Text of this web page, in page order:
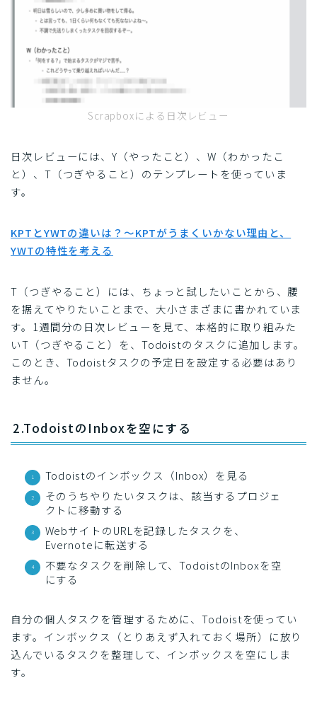
Scrapboxによる日次レビュー
日次レビューには、Y（やったこと）、W（わかったこ
と）、T（つぎやること）のテンプレートを使っていま
す。
KPTとYWTの違いは？～KPTがうまくいかない理由と、
YWTの特性を考える
T（つぎやること）には、ちょっと試したいことから、腰
を据えてやりたいことまで、大小さまざまに書かれていま
す。1週間分の日次レビューを見て、本格的に取り組みた
いT（つぎやること）を、Todoistのタスクに追加します。
このとき、Todoistタスクの予定日を設定する必要はあり
ません。
2.TodoistのInboxを空にする
Todoistのインボックス（Inbox）を見る
そのうちやりたいタスクは、該当するプロジェ
クトに移動する
WebサイトのURLを記録したタスクを、
Evernoteに転送する
不要なタスクを削除して、TodoistのInboxを空
にする
自分の個人タスクを管理するために、Todoistを使ってい
ます。インボックス（とりあえず入れておく場所）に放り
込んでいるタスクを整理して、インボックスを空にしま
す。